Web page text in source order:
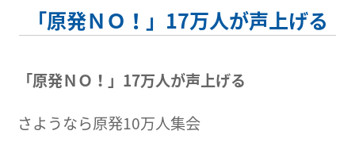
「原発ＮＯ！」17万人が声上げる
「原発ＮＯ！」17万人が声上げる
さようなら原発10万人集会